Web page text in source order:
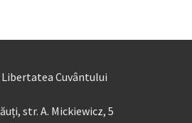
Cuvântului
str. A. Mickiewicz, 5